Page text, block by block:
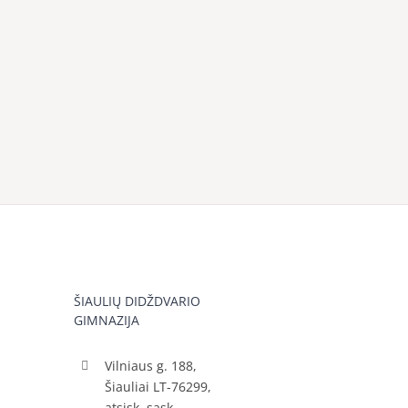
ŠIAULIŲ DIDŽDVARIO
GIMNAZIJA
Vilniaus g. 188,
Šiauliai LT-76299,